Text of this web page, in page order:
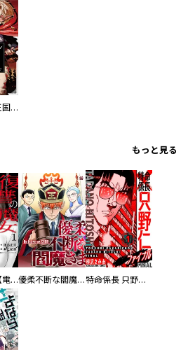
オルクセン王国史
もっと見る
復讐の魔女【電子単行本版】 優柔不断な閻魔さま 特命係長 只野仁ファイナル 愛蔵版